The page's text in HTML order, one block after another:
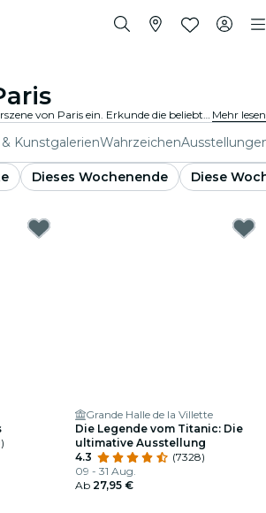
Tauche in die reiche Kulturszene von Paris ein. Erkunde die beliebtesten Museen und Ausstellungen. Nimm an kulturellen Veranstaltungen teil und erweitere deinen Horizont. Mehr lesen
KunstgalerienWahrzeichen
Dieses Wochenende
Diese
Grande Halle de la Villette
Die Legende vom Titanic: Die
ultimative Ausstellung
4.3
(7328)
09 - 31 Aug.
Ab 27,95 €